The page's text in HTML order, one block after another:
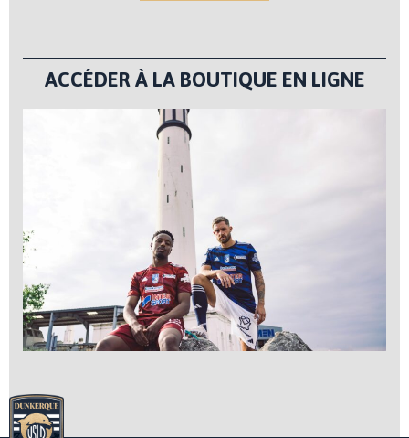
ACCÉDER À LA BOUTIQUE EN LIGNE